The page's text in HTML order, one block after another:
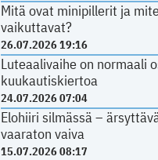
Mitä ovat minipillerit ja
vaikuttavat?
26.07.2026 19:16
Luteaalivaihe on normaali
kuukautiskiertoa
24.07.2026 07:04
Elohiiri silmässä –
vaaraton vaiva
15.07.2026 08:17